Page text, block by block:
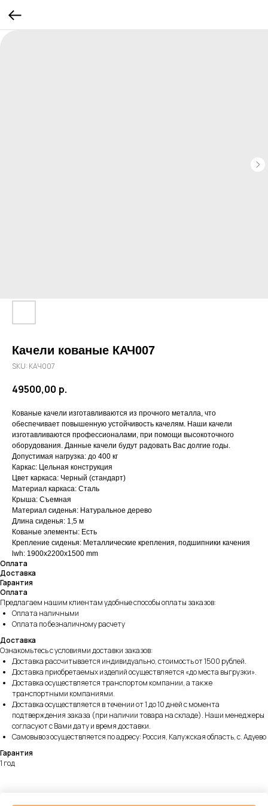
Качели кованые КАЧ007
SKU: КАЧ007
49500,00 р.
Кованые качели изготавливаются из прочного металла, что
обеспечивает повышенную устойчивость качелям. Наши качели
изготавливаются профессионалами, при помощи высокоточного
оборудования. Данные качели будут радовать Вас долгие годы.
Допустимая нагрузка: до 400 кг
Каркас: Цельная конструкция
Цвет каркаса: Черный (стандарт)
Материал каркаса: Сталь
Крыша: Съемная
Материал сиденья: Натуральное дерево
Длина сиденья: 1,5 м
Кованые элементы: Есть
Крепление сиденья: Металлические крепления, подшипники качения
lwh: 1900x2200x1500 mm
Оплата
Доставка
Гарантия
Оплата
Предлагаем нашим клиентам удобные способы оплаты заказов:
Оплата наличными
Оплата по безналичному расчету
Доставка
Ознакомьтесь с условиями доставки заказов:
Доставка рассчитывается индивидуально, стоимость от 1500 рублей.
Доставка приобретаемых изделий осуществляется «до места выгрузки».
Доставка осуществляется транспортом компании, а также
транспортными компаниями.
Доставка осуществляется в течении от 1 до 10 дней с момента
подтверждения заказа (при наличии товара на складе). Наши менеджеры
согласуют с Вами дату и время доставки.
Самовывоз осуществляется по адресу: Россия, Калужская область, с. Адуево
Гарантия
1 год